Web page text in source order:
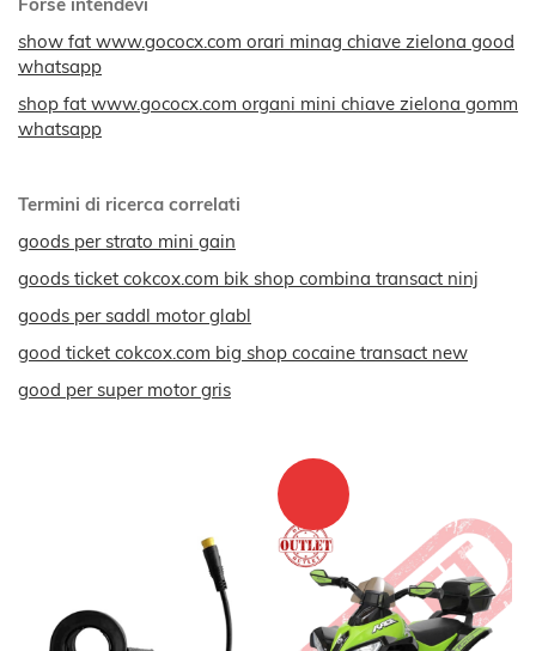
show fat www.gococx.com orari minag chiave zielona good
whatsapp
shop fat www.gococx.com organi mini chiave zielona gomm
whatsapp
Termini di ricerca correlati
goods per strato mini gain
goods ticket cokcox.com bik shop combina transact ninj
goods per saddl motor glabl
good ticket cokcox.com big shop cocaine transact new
good per super motor gris